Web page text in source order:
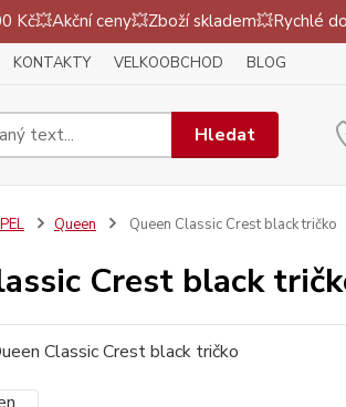
Kč💥Akční ceny💥Zboží skladem💥Rychlé
KONTAKTY VELKOOBCHOD BLOG
Hledat
Queen Queen Classic Crest black tričko
Crest black